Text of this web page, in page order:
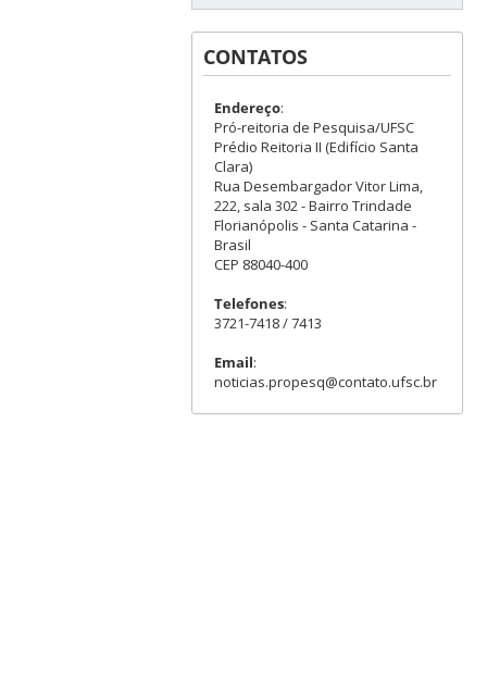
CONTATOS
Endereço:
Pró-reitoria de Pesquisa/UFSC
Prédio Reitoria II (Edifício Santa
Clara)
Rua Desembargador Vitor Lima,
222, sala 302 - Bairro Trindade
Florianópolis - Santa Catarina -
Brasil
CEP 88040-400
Telefones:
3721-7418 / 7413
Email:
noticias.propesq@contato.ufsc.br